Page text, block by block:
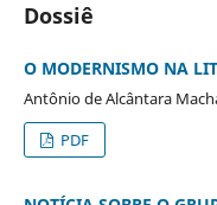
Dossiê
O MODERNISMO NA
Antônio de Alcântara
PDF